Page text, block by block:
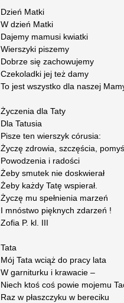
Dzień Matki
W dzień Matki
Dajemy mamusi kwiatki
Wierszyki piszemy
Dobrze się zachowujemy
Czekoladki jej też damy
To jest wszystko dla naszej
Życzenia dla Taty
Dla Tatusia
Pisze ten wierszyk córusia:
Życzę zdrowia, szczęścia,
Powodzenia i radości
Żeby smutek nie doskwierał
Żeby każdy Tatę wspierał.
Życzę mu spełnienia marzeń
I mnóstwo pięknych zdarzeń !
Zofia P. kl. III
Tata
Mój Tata wciąż do pracy lata
W garniturku i krawacie –
Niech ktoś coś powie mojemu
Raz w płaszczyku w bereciku